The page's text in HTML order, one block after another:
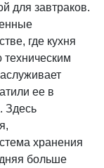
для завтраков.
где кухня
техническим
ее в
Здесь
хранения
больше